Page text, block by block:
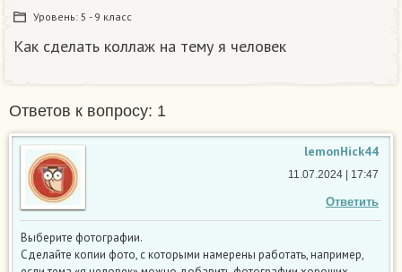
Уровень: 5 - 9 класс
Как сделать коллаж на тему я человек
Ответов к вопросу: 1
lemonHick44
Ответить
11.07.2024 | 17:47
Выберите фотографии.
Сделайте копии фото, с которыми намерены работать, например,